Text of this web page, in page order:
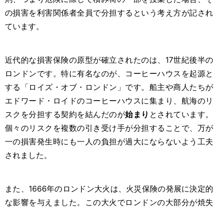
の損害を利害関係者全員で分担するという考え方が記され
ています。
近代的な損害保険の原型が確立されたのは、17世紀後半の
ロンドンです。特に有名なのが、コーヒーハウスを起源と
する「ロイズ・オブ・ロンドン」です。船主や商人たちが
エドワード・ロイドのコーヒーハウスに集まり、航海のリ
スクを分担する契約を結んだのが始まり とされています。
個々のリスクを複数の引き受け手が分担することで、万が
一の損害発生時にも一人の負担が過大にならないよう工夫
されました。
また、1666年のロンドン大火は、火災保険の発展に決定的
な影響を与えました。この大火でロンドンの大部分が焼失